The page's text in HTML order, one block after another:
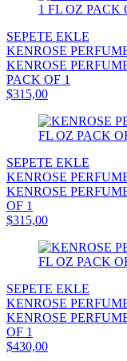
SEPETE EKLE
KENROSE
KENROSE
PACK OF 1
$315,00
SEPETE EKLE
KENROSE
KENROSE
OF 1
$315,00
SEPETE EKLE
KENROSE
KENROSE
OF 1
$430,00